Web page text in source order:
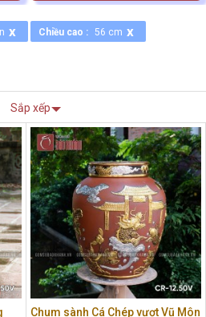
x Chiều cao : 56 cm x
Sắp xếp
Chum sành Cá Chép vượt Vũ Môn